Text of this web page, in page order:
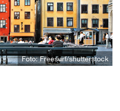
Foto: Freesurf/shutterstock